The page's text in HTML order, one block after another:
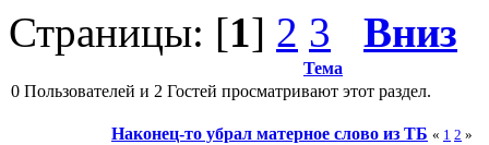
Страницы: [1] 2 3 Вниз
Тема
0 Пользователей и 2 Гостей просматривают этот раздел.
Наконец-то убрал матерное слово из ТБ « 1 2 »